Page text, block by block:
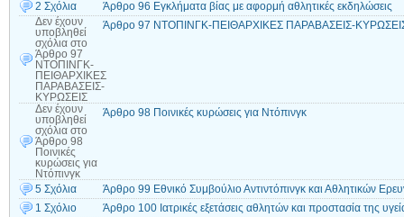
2 Σχόλια
Άρθρο 96 Εγκλήματα βίας με αφορμή αθλητικές εκδηλώσεις
Δεν έχουν
υποβληθεί
σχόλια στο
Άρθρο 97
ΝΤΟΠΙΝΓΚ-
ΠΕΙΘΑΡΧΙΚΕΣ
ΠΑΡΑΒΑΣΕΙΣ-
ΚΥΡΩΣΕΙΣ
Άρθρο 97 ΝΤΟΠΙΝΓΚ-ΠΕΙΘΑΡΧΙΚΕΣ ΠΑΡΑΒΑΣΕΙΣ-
Δεν έχουν
υποβληθεί
σχόλια στο
Άρθρο 98
Ποινικές
κυρώσεις για
Ντόπινγκ
Άρθρο 98 Ποινικές κυρώσεις για Ντόπινγκ
5 Σχόλια
Άρθρο 99 Εθνικό Συμβούλιο Αντιντόπινγκ και Αθλητικών
1 Σχόλιο
Άρθρο 100 Ιατρικές εξετάσεις αθλητών και προστασία της